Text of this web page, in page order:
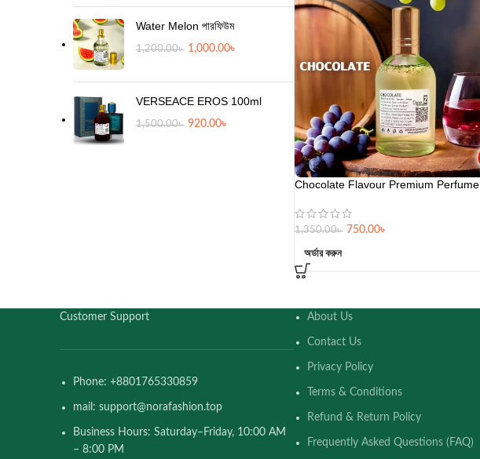
Water Melon পারফিউম
1,200.00৳ 1,000.00৳
VERSEACE EROS 100ml
1,500.00৳ 920.00৳
Chocolate Flavour Premium Perfume
1,350.00৳ 750.00৳
অর্ডার করুন
Customer Support
Phone: +8801765330859
mail: support@norafashion.top
Business Hours: Saturday–Friday, 10:00 AM
– 8:00 PM
About Us
Contact Us
Privacy Policy
Terms & Conditions
Refund & Return Policy
Frequently Asked Questions (FAQ)